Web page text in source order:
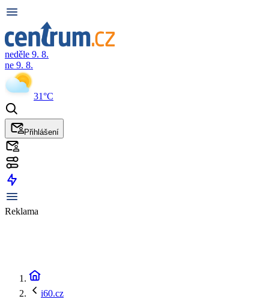
neděle 9. 8.
ne 9. 8.
31°C
Přihlášení
Reklama
i60.cz